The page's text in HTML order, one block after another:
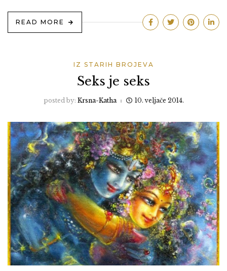
READ MORE
IZ STARIH BROJEVA
Seks je seks
posted by: Krsna-Katha 10. veljače 2014.